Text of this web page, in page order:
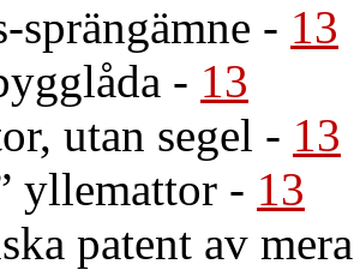
sprängämne - 13
- 13
utan segel - 13
yllemattor - 13
patent av